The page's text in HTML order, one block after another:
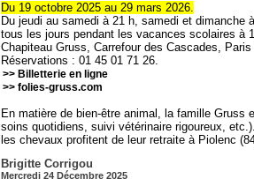
Du 19 octobre 2025 au 29 mars 2026.
Du jeudi au samedi à 21 h, samedi et dimanche
tous les jours pendant les vacances scolaires à
Chapiteau Gruss, Carrefour des Cascades, Paris
Réservations : 01 45 01 71 26.
>> Billetterie en ligne
>> folies-gruss.com
En matière de bien-être animal, la famille
soins quotidiens, suivi vétérinaire rigoureux,
les chevaux profitent de leur retraite à Piolenc
Brigitte Corrigou
Mercredi 24 Décembre 2025